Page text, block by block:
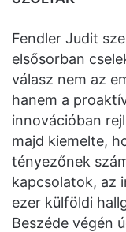
Fendler Judit
elsősorban
válasz nem az
hanem a
innovációban
majd kiemelte,
tényezőnek
kapcsolatok, az
ezer külföldi
Beszéde végén